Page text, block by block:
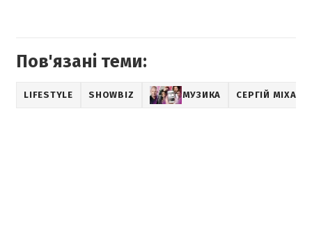
Пов'язані теми:
LIFESTYLE SHOWBIZ МУЗИКА СЕРГІЙ